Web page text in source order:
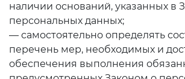
наличии оснований, указанных в
персональных данных;
— самостоятельно определять
перечень мер, необходимых и
обеспечения выполнения